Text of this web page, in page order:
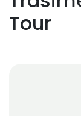
Tour